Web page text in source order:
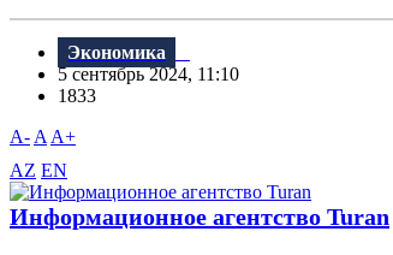
Экономика
5 сентябрь 2024, 11:10
1833
A- A A+
AZ EN
Информационное агентство Turan